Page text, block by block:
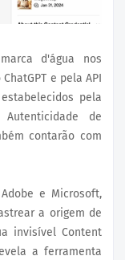
d'água nos
e pela API
pela
de
contarão com
e Microsoft,
a origem de
invisível Content
a ferramenta